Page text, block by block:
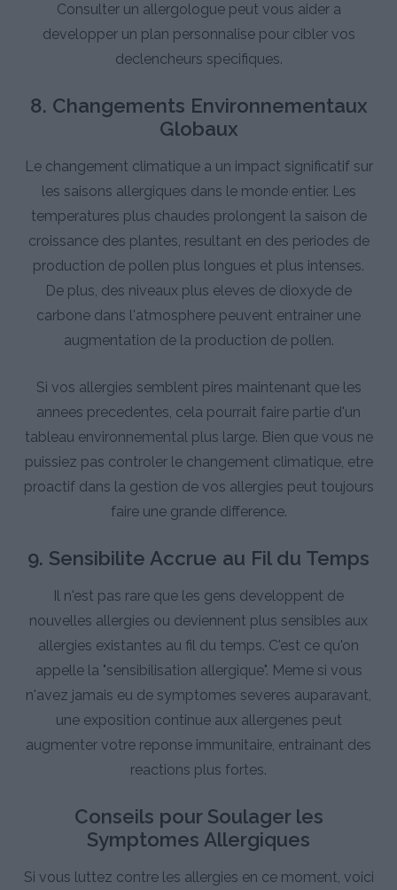
Consulter un allergologue peut vous aider a
developper un plan personnalise pour cibler vos
declencheurs specifiques.
8. Changements Environnementaux
Globaux
Le changement climatique a un impact significatif sur
les saisons allergiques dans le monde entier. Les
temperatures plus chaudes prolongent la saison de
croissance des plantes, resultant en des periodes de
production de pollen plus longues et plus intenses.
De plus, des niveaux plus eleves de dioxyde de
carbone dans l'atmosphere peuvent entrainer une
augmentation de la production de pollen.
Si vos allergies semblent pires maintenant que les
annees precedentes, cela pourrait faire partie d'un
tableau environnemental plus large. Bien que vous ne
puissiez pas controler le changement climatique, etre
proactif dans la gestion de vos allergies peut toujours
faire une grande difference.
9. Sensibilite Accrue au Fil du Temps
Il n'est pas rare que les gens developpent de
nouvelles allergies ou deviennent plus sensibles aux
allergies existantes au fil du temps. C'est ce qu'on
appelle la "sensibilisation allergique". Meme si vous
n'avez jamais eu de symptomes severes auparavant,
une exposition continue aux allergenes peut
augmenter votre reponse immunitaire, entrainant des
reactions plus fortes.
Conseils pour Soulager les
Symptomes Allergiques
Si vous luttez contre les allergies en ce moment, voici